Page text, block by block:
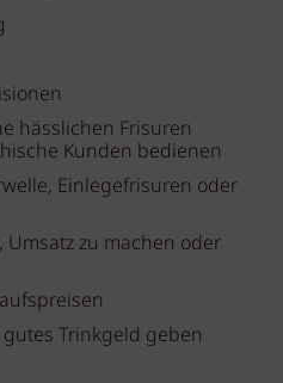
hässlichen Frisuren
Kunden bedienen
Einlegefrisuren oder
zu machen oder
Trinkgeld geben